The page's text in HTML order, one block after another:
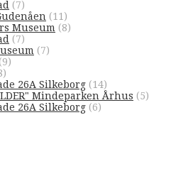
(7)
(11)
Museum (8)
(7)
(7)
(9)
26A Silkeborg (14)
Mindeparken Århus (5)
26A Silkeborg (6)